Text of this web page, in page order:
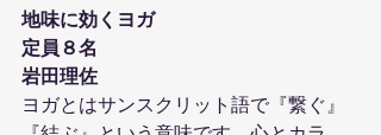
地味に効くヨガ
定員８名
岩田理佐
ヨガとはサンスクリット語で『繋ぐ』